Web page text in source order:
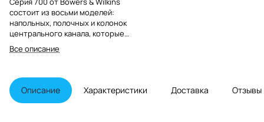
состоит из восьми моделей:
напольных, полочных и колонок
центрального канала, которые
являются лучшими по звучанию и
самыми элегантными в своем
используется множество самых
современных технологий,
заимствованных у флагманской
Все описание
Описание Характеристики Доставка Отзывы